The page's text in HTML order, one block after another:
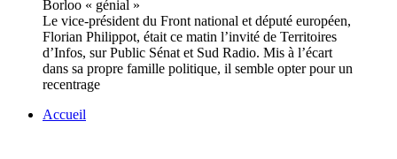
Le vice-président du Front national et député européen,
Florian Philippot, était ce matin l’invité de Territoires
d’Infos, sur Public Sénat et Sud Radio. Mis à l’écart
dans sa propre famille politique, il semble opter pour un
recentrage
Accueil